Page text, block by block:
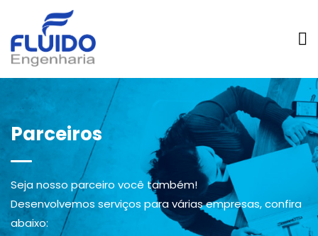
Parceiros
Seja nosso parceiro você também!
Desenvolvemos serviços para várias empresas, confira
abaixo: